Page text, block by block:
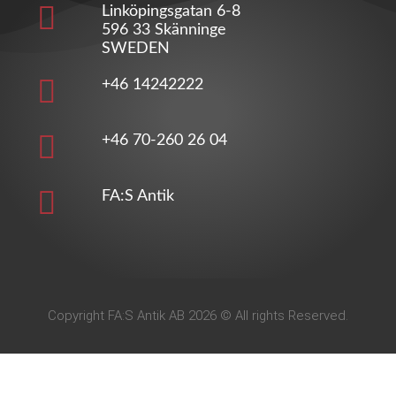
Linköpingsgatan 6-8
596 33 Skänninge
SWEDEN
+46 14242222
+46 70-260 26 04
FA:S Antik
Copyright FA:S Antik AB 2026 © All rights Reserved.